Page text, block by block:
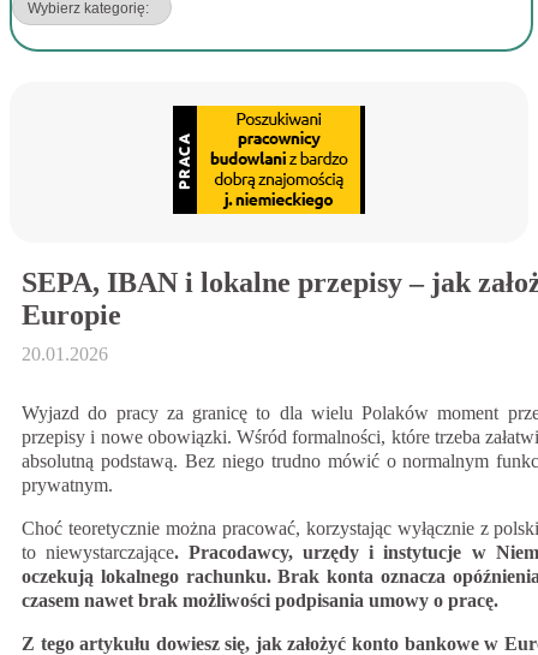
SEPA, IBAN i lokalne przepisy – jak
Europie
20.01.2026
Wyjazd do pracy za granicę to dla wielu Polaków moment
przepisy i nowe obowiązki. Wśród formalności, które trzeba
absolutną podstawą. Bez niego trudno mówić o normalnym
prywatnym.
Choć teoretycznie można pracować, korzystając wyłącznie z
to niewystarczające. Pracodawcy, urzędy i instytucje w
oczekują lokalnego rachunku. Brak konta oznacza
czasem nawet brak możliwości podpisania umowy o pracę.
Z tego artykułu dowiesz się, jak założyć konto bankowe w